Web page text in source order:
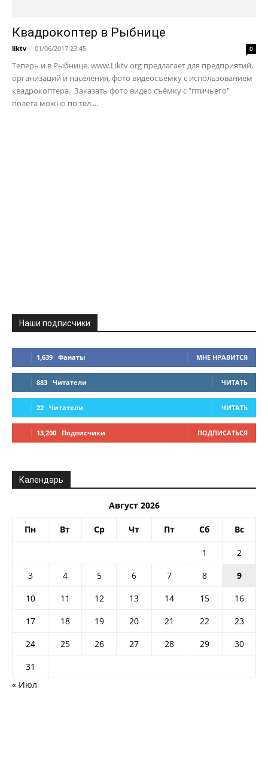
Квадрокоптер в Рыбнице
liktv - 01/06/2017 23:45 0
Теперь и в Рыбнице. www.Liktv.org предлагает для предприятий,
организаций и населения, фото видеосъёмку с использованием
квадрокоптера. Заказать фото видео съёмку с "птичьего"
полета можно по тел....
Наши подписчики
1,639 Фанаты МНЕ НРАВИТСЯ
883 Читатели ЧИТАТЬ
22 Читатели ЧИТАТЬ
13,200 Подписчики ПОДПИСАТЬСЯ
Календарь
Август 2026
Пн Вт Ср Чт Пт Сб Вс
1
2
3
4 5 6 7 8
9
10
11 12 13 14 15
16
17
18 19 20 21 22
23
24
25 26 27 28 29
30
31
« Июл